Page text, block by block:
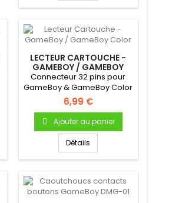
LECTEUR CARTOUCHE -
GAMEBOY / GAMEBOY
COLOR
Connecteur 32 pins pour
GameBoy & GameBoy Color
Permet la lecture des...
6,99 €
Ajouter au panier
Détails